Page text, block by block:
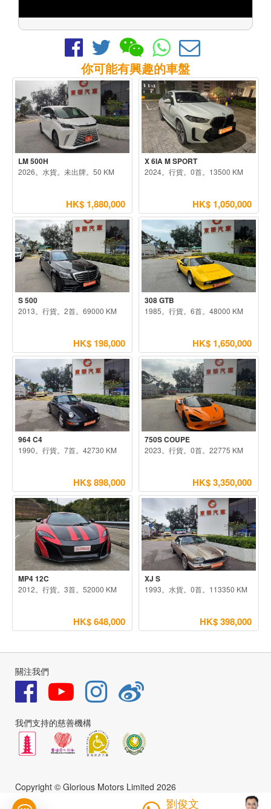
你可能有興趣的車盤
LM 500H
2026。水貨。未出牌。50 KM
HK$ 1,880,000
X 6IA M SPORT
2024。行貨。0首。13500 KM
HK$ 1,050,000
S 500
2013。行貨。2首。69000 KM
HK$ 198,000
308 GTB
1985。行貨。6首。48000 KM
HK$ 1,650,000
964 C4
1990。行貨。7首。42730 KM
HK$ 898,000
750S COUPE
2023。行貨。0首。22775 KM
HK$ 3,350,000
MP4 12C
2012。行貨。3首。52000 KM
HK$ 648,000
XJ S
1993。水貨。0首。113350 KM
HK$ 398,000
關注我們
我們支持的慈善機構
Copyright © Glorious Motors Limited 2026
劉俊文